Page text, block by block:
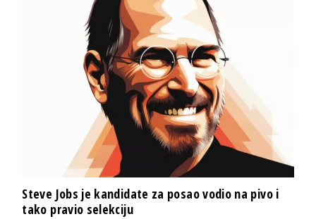
Steve Jobs je kandidate za posao vodio na pivo i
tako pravio selekciju